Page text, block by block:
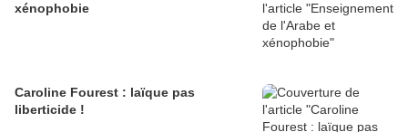
xénophobie
Caroline Fourest : laïque pas
liberticide !